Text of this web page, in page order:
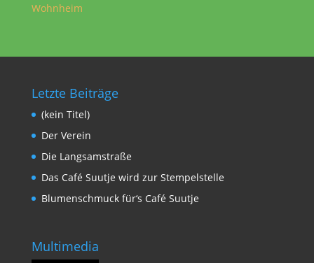
Wohnheim
Letzte Beiträge
(kein Titel)
Der Verein
Die Langsamstraße
Das Café Suutje wird zur Stempelstelle
Blumenschmuck für‘s Café Suutje
Multimedia